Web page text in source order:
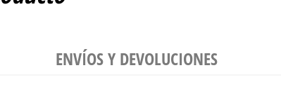
ENVÍOS Y DEVOLUCIONES